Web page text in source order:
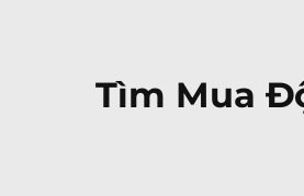
Tìm Mua